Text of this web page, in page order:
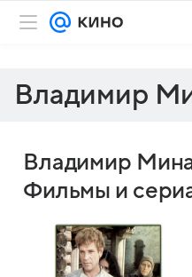
Владимир
Владимир
Фильмы и